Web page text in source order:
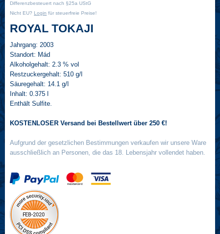
Differenzbesteuert nach §25a UStG
Nicht EU? Login für steuerfreie Preise!
ROYAL TOKAJI
Jahrgang: 2003
Standort: Mád
Alkoholgehalt: 2.3 % vol
Restzuckergehalt: 510 g/l
Säuregehalt: 14.1 g/l
Inhalt: 0.375 l
Enthält Sulfite.
KOSTENLOSER Versand bei Bestellwert über 250 €!
Aufgrund der gesetzlichen Bestimmungen verkaufen wir unsere Ware
ausschließlich an Personen, die das 18. Lebensjahr vollendet haben.